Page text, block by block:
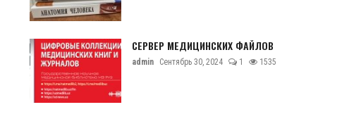
СЕРВЕР МЕДИЦИНСКИХ ФАЙЛОВ
admin Сентябрь 30, 2024 1 1535